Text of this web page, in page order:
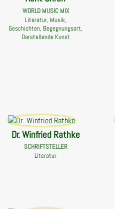
WORLD MUSIC MIX
Literatur, Musik,
Geschichten, Begegnungsort,
Darstellende Kunst
Dr. Winfried Rathke
SCHRIFTSTELLER
Literatur